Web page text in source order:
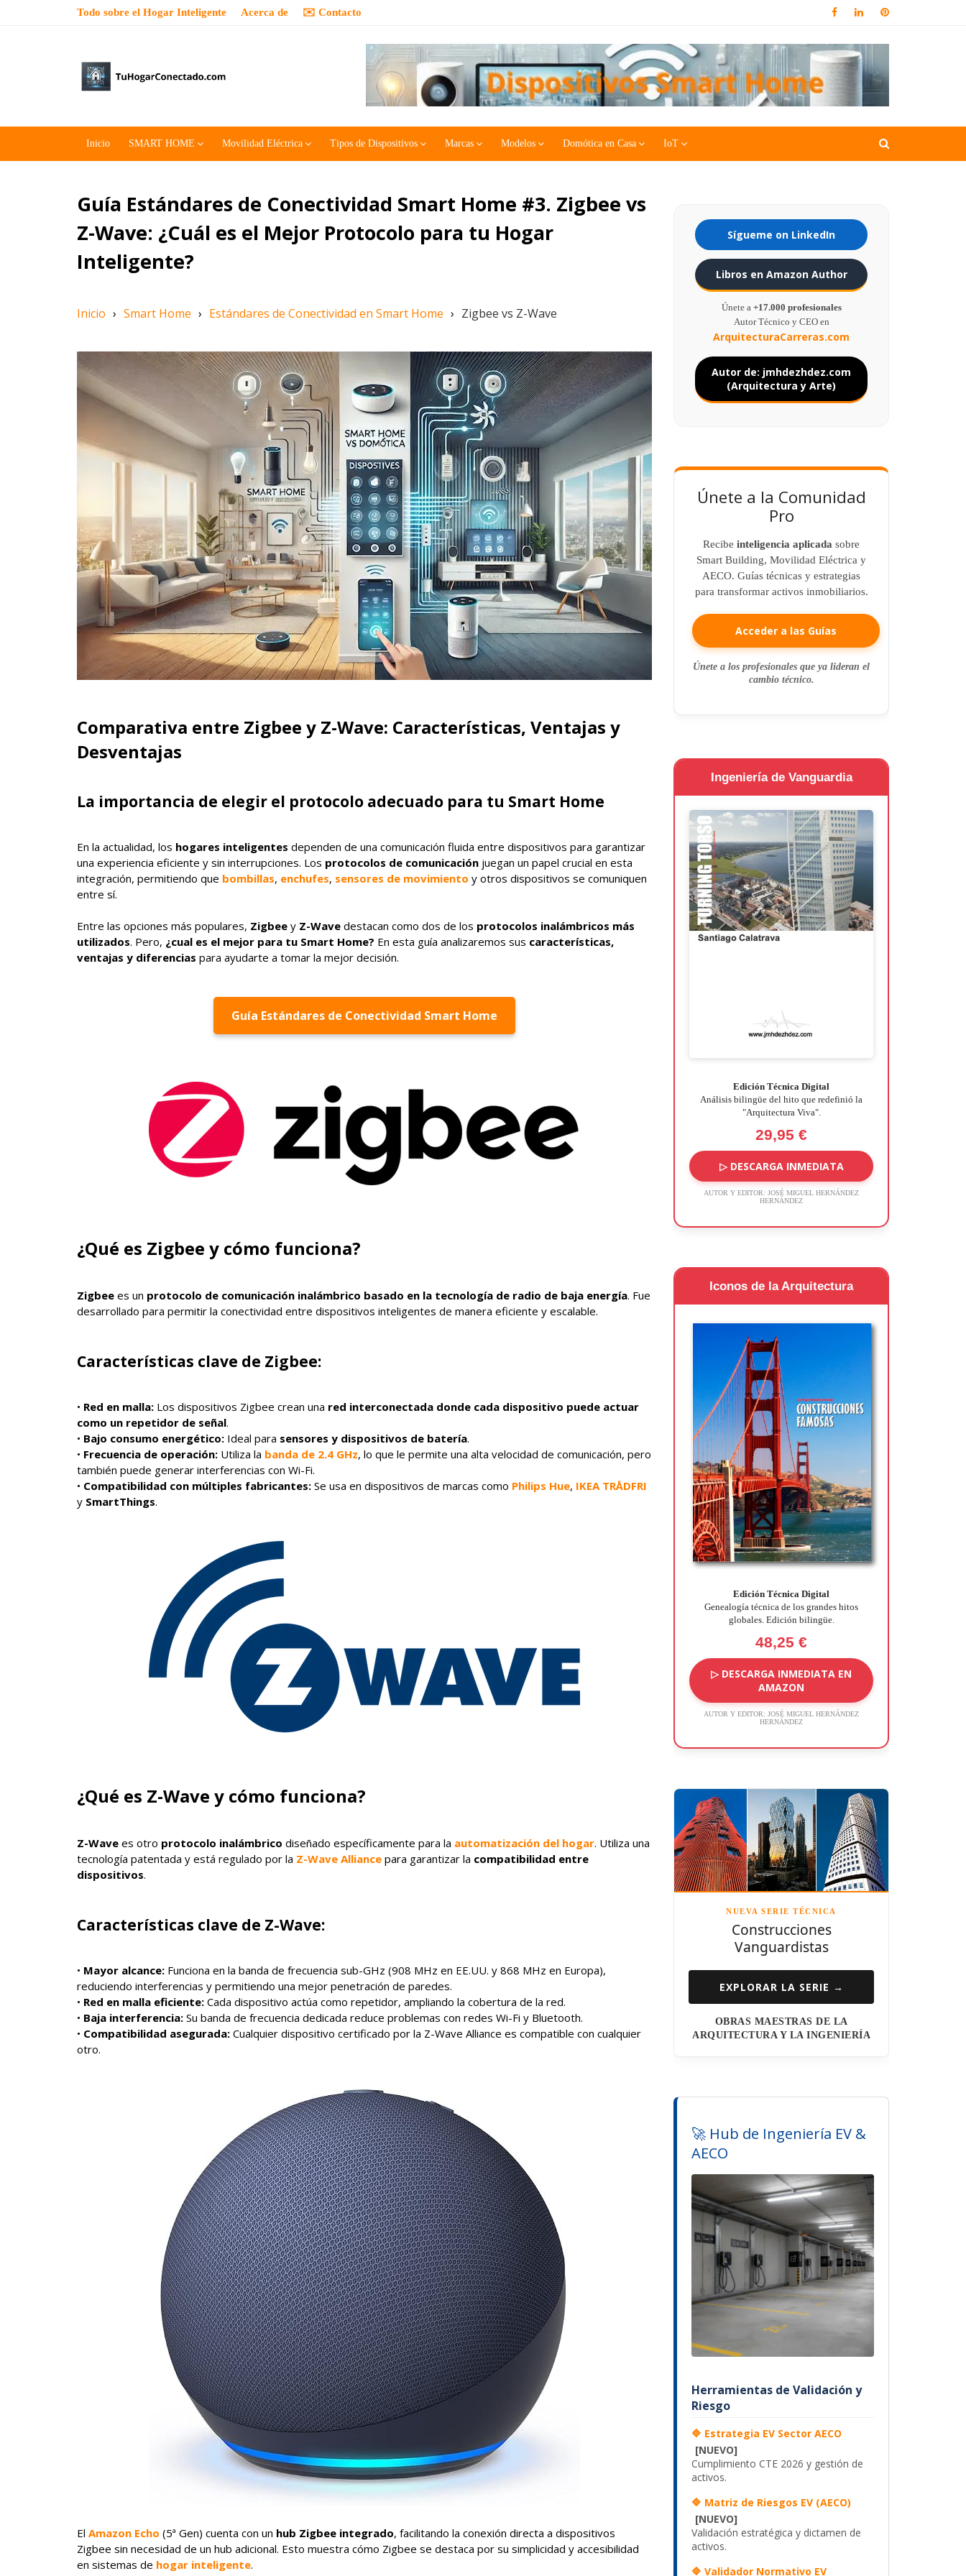
Todo sobre el Hogar Inteligente Acerca de ✉️ Contacto
Inicio SMART HOME Movilidad Eléctrica Tipos de Dispositivos Marcas Modelos Domótica en Casa IoT
Guía Estándares de Conectividad Smart Home #3. Zigbee vs
Z-Wave: ¿Cuál es el Mejor Protocolo para tu Hogar
Inteligente?
Inicio › Smart Home › Estándares de Conectividad en Smart Home › Zigbee vs Z-Wave
Comparativa entre Zigbee y Z-Wave: Características, Ventajas y
Desventajas
La importancia de elegir el protocolo adecuado para tu Smart Home
En la actualidad, los hogares inteligentes dependen de una comunicación fluida entre dispositivos para garantizar
una experiencia eficiente y sin interrupciones. Los protocolos de comunicación juegan un papel crucial en esta
integración, permitiendo que bombillas, enchufes, sensores de movimiento y otros dispositivos se comuniquen
entre sí.
Entre las opciones más populares, Zigbee y Z-Wave destacan como dos de los protocolos inalámbricos más
utilizados. Pero, ¿cual es el mejor para tu Smart Home? En esta guía analizaremos sus características,
ventajas y diferencias para ayudarte a tomar la mejor decisión.
Guía Estándares de Conectividad Smart Home
¿Qué es Zigbee y cómo funciona?
Zigbee es un protocolo de comunicación inalámbrico basado en la tecnología de radio de baja energía. Fue
desarrollado para permitir la conectividad entre dispositivos inteligentes de manera eficiente y escalable.
Características clave de Zigbee:
• Red en malla: Los dispositivos Zigbee crean una red interconectada donde cada dispositivo puede actuar
como un repetidor de señal.
• Bajo consumo energético: Ideal para sensores y dispositivos de batería.
• Frecuencia de operación: Utiliza la banda de 2.4 GHz, lo que le permite una alta velocidad de comunicación, pero
también puede generar interferencias con Wi-Fi.
• Compatibilidad con múltiples fabricantes: Se usa en dispositivos de marcas como Philips Hue, IKEA TRÅDFRI
y SmartThings.
¿Qué es Z-Wave y cómo funciona?
Z-Wave es otro protocolo inalámbrico diseñado específicamente para la automatización del hogar. Utiliza una
tecnología patentada y está regulado por la Z-Wave Alliance para garantizar la compatibilidad entre
dispositivos.
Características clave de Z-Wave:
• Mayor alcance: Funciona en la banda de frecuencia sub-GHz (908 MHz en EE.UU. y 868 MHz en Europa),
reduciendo interferencias y permitiendo una mejor penetración de paredes.
• Red en malla eficiente: Cada dispositivo actúa como repetidor, ampliando la cobertura de la red.
• Baja interferencia: Su banda de frecuencia dedicada reduce problemas con redes Wi-Fi y Bluetooth.
• Compatibilidad asegurada: Cualquier dispositivo certificado por la Z-Wave Alliance es compatible con cualquier
otro.
El Amazon Echo (5ª Gen) cuenta con un hub Zigbee integrado, facilitando la conexión directa a dispositivos
Zigbee sin necesidad de un hub adicional. Esto muestra cómo Zigbee se destaca por su simplicidad y accesibilidad
en sistemas de hogar inteligente.
Sígueme on LinkedIn
Libros en Amazon Author
Únete a +17.000 profesionales
Autor Técnico y CEO en
ArquitecturaCarreras.com
Autor de: jmhdezhdez.com
(Arquitectura y Arte)
Únete a la Comunidad
Pro
Recibe inteligencia aplicada sobre
Smart Building, Movilidad Eléctrica y
AECO. Guías técnicas y estrategias
para transformar activos inmobiliarios.
Acceder a las Guías
Únete a los profesionales que ya lideran el
cambio técnico.
Ingeniería de Vanguardia
Edición Técnica Digital
Análisis bilingüe del hito que redefinió la
"Arquitectura Viva".
29,95 €
▷ DESCARGA INMEDIATA
AUTOR Y EDITOR: JOSÉ MIGUEL HERNÁNDEZ
HERNÁNDEZ
Iconos de la Arquitectura
Edición Técnica Digital
Genealogía técnica de los grandes hitos
globales. Edición bilingüe.
48,25 €
▷ DESCARGA INMEDIATA EN
AMAZON
AUTOR Y EDITOR: JOSÉ MIGUEL HERNÁNDEZ
HERNÁNDEZ
NUEVA SERIE TÉCNICA
Construcciones
Vanguardistas
EXPLORAR LA SERIE →
OBRAS MAESTRAS DE LA
ARQUITECTURA Y LA INGENIERÍA
🚀 Hub de Ingeniería EV &
AECO
Herramientas de Validación y
Riesgo
🔷 Estrategia EV Sector AECO
[NUEVO]
Cumplimiento CTE 2026 y gestión de
activos.
🔷 Matriz de Riesgos EV (AECO)
[NUEVO]
Validación estratégica y dictamen de
activos.
🔷 Validador Normativo EV